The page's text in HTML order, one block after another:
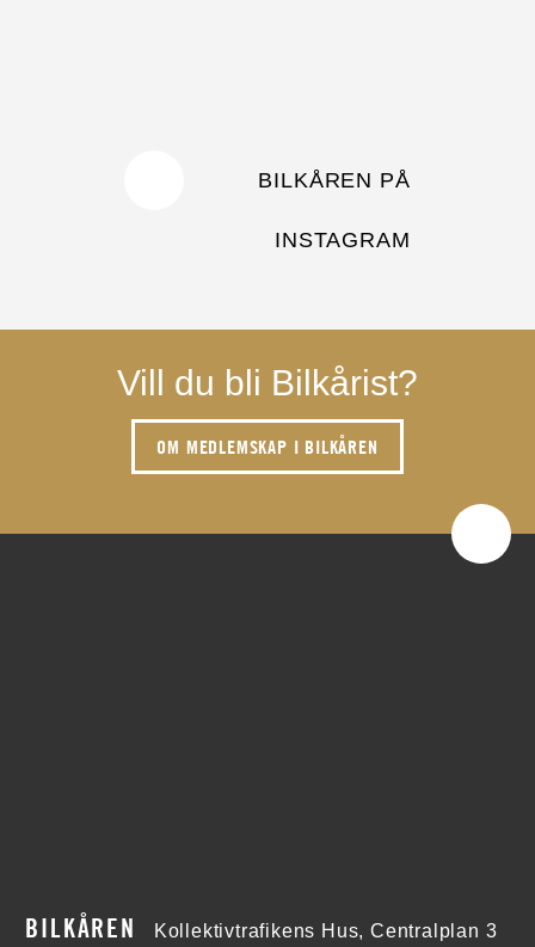
BILKÅREN PÅ
INSTAGRAM
Vill du bli Bilkårist?
OM MEDLEMSKAP I BILKÅREN
BILKÅREN Kollektivtrafikens Hus, Centralplan 3